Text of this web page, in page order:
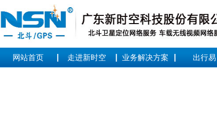
网站首页 走进新时空 业务解决方案 出行易